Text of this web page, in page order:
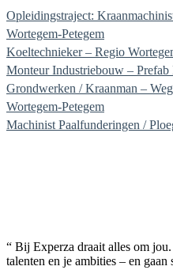
Opleidingstraject:
Wortegem-Petegem
Koeltechnieker – Regio
Monteur Industriebouw – Prefab
Grondwerken / Kraanman –
Wortegem-Petegem
Machinist Paalfunderingen /
“ Bij Experza draait alles om
talenten en je ambities – en